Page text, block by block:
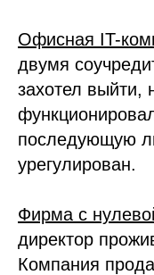
Офисная IT-
двумя
захотел выйти,
последующую
урегулирован.
Фирма с
директор
Компания